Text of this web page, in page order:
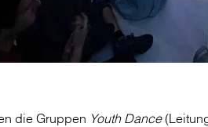
die Gruppen Youth Dance